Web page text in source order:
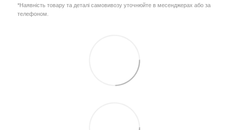
*Наявність товару та деталі самовивозу уточнюйте в месенджерах або за
телефоном.